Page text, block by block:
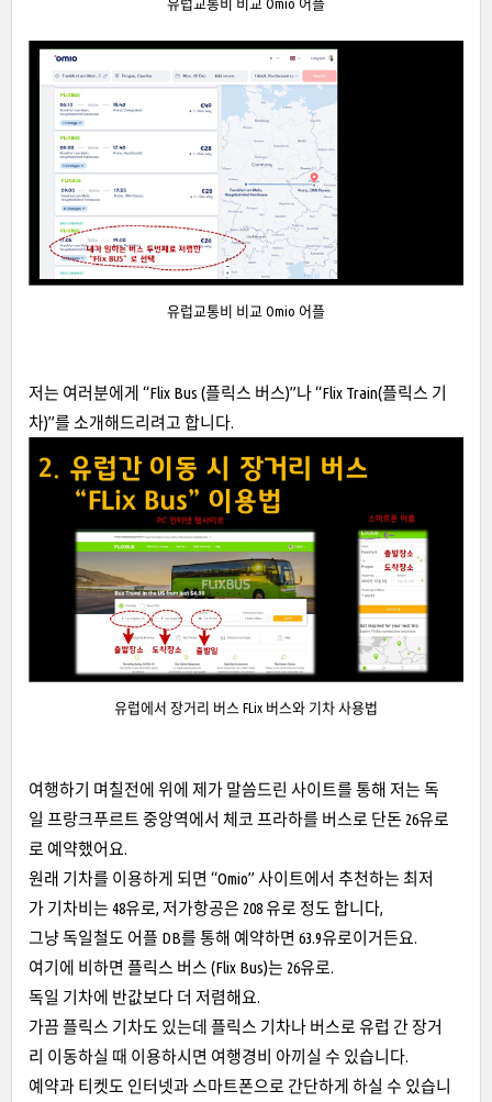
유럽교통비 비교 Omio 어플
저는 여러분에게 “Flix Bus (플릭스 버스)”나 “Flix Train(플릭스 기
차)”를 소개해드리려고 합니다.
유럽에서 장거리 버스 FLix 버스와 기차 사용법
여행하기 며칠전에 위에 제가 말씀드린 사이트를 통해 저는 독
일 프랑크푸르트 중앙역에서 체코 프라하를 버스로 단돈 26유로
로 예약했어요.
원래 기차를 이용하게 되면 “Omio” 사이트에서 추천하는 최저
가 기차비는 48유로, 저가항공은 208 유로 정도 합니다,
그냥 독일철도 어플 DB를 통해 예약하면 63.9유로이거든요.
여기에 비하면 플릭스 버스 (Flix Bus)는 26유로.
독일 기차에 반값보다 더 저렴해요.
가끔 플릭스 기차도 있는데 플릭스 기차나 버스로 유럽 간 장거
리 이동하실 때 이용하시면 여행경비 아끼실 수 있습니다.
예약과 티켓도 인터넷과 스마트폰으로 간단하게 하실 수 있습니